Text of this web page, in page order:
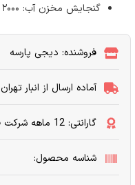
گنجایش مخزن آب: ۲۰۰۰ میلی لیتر
فروشنده: دیجی پارسه
آماده ارسال از انبار تهران
گارانتی: 12 ماهه شرکت فکر
شناسه محصول: